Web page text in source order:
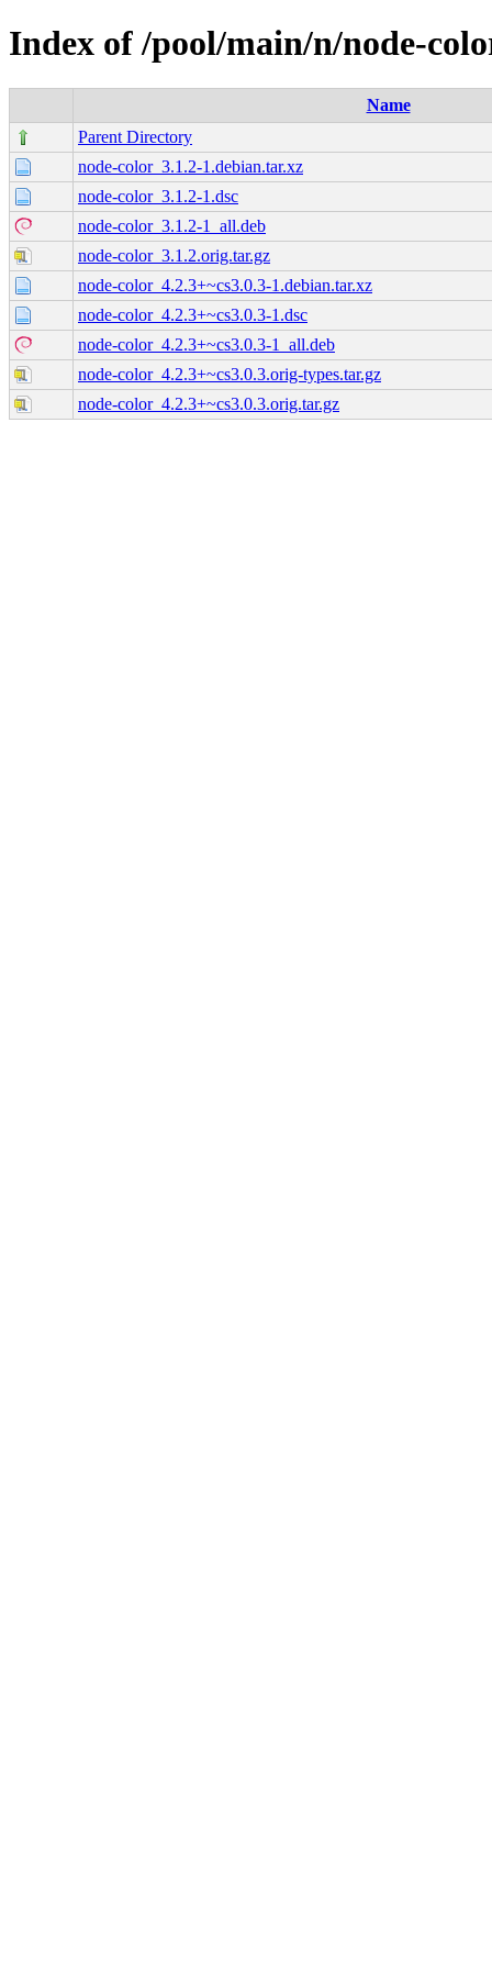
Index of /pool/main/n/node-
Name
Parent Directory
node-color_3.1.2-1.debian.tar.xz
node-color_3.1.2-1.dsc
node-color_3.1.2-1_all.deb
node-color_3.1.2.orig.tar.gz
node-color_4.2.3+~cs3.0.3-1.debian.tar.xz
node-color_4.2.3+~cs3.0.3-1.dsc
node-color_4.2.3+~cs3.0.3-1_all.deb
node-color_4.2.3+~cs3.0.3.orig-types.tar.gz
node-color_4.2.3+~cs3.0.3.orig.tar.gz